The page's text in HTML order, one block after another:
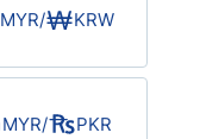
MYR/ KRW
MYR/ PKR